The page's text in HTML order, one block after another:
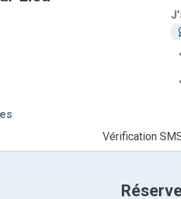
Vérification